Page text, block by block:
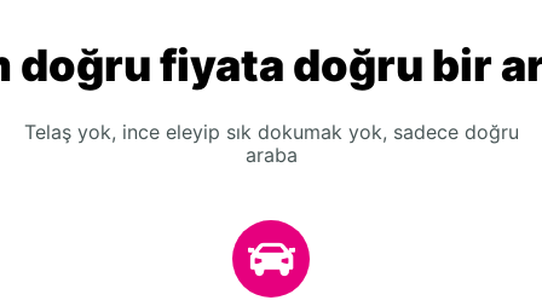
doğru fiyata doğru bir
Telaş yok, ince eleyip sık dokumak yok, sadece doğru
araba